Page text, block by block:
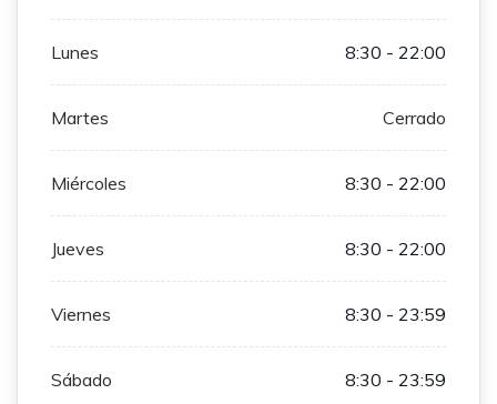
Lunes 8:30 - 22:00
Martes Cerrado
Miércoles 8:30 - 22:00
Jueves 8:30 - 22:00
Viernes 8:30 - 23:59
Sábado 8:30 - 23:59